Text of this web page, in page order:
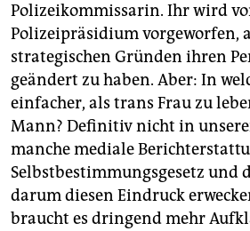
Polizeikommissarin. Ihr wird
Polizeipräsidium vorgeworfen,
strategischen Gründen ihren
geändert zu haben. Aber: In
einfacher, als trans Frau zu
Mann? Definitiv nicht in
manche mediale
Selbstbestimmungsgesetz und
darum diesen Eindruck
braucht es dringend mehr